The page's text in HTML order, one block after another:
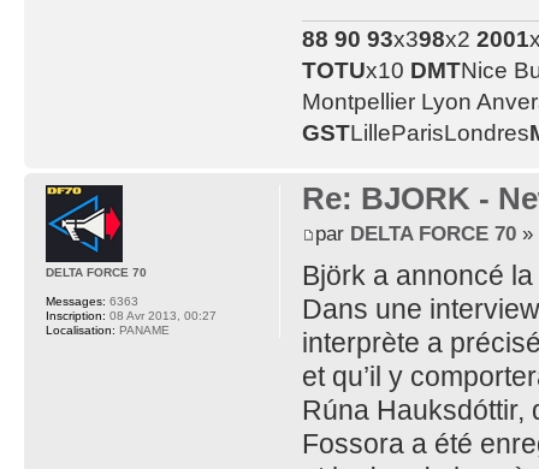
88 90 93x398x2 2001
TOTUx10 DMTNice
Montpellier Lyon
GSTLilleParisLondres
Re: BJORK -
par DELTA FORCE 70»
Björk a annoncé
Dans une
interprète a
et qu’il y
Rúna Hauksdóttir,
Fossora a été
DELTA FORCE 70
Messages: 6363
Inscription: 08 Avr 2013, 00:27
Localisation: PANAME